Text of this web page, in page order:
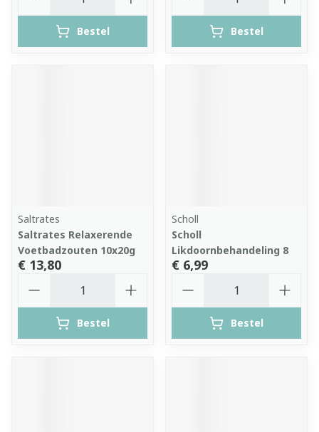
Bestel Bestel
Saltrates
Saltrates Relaxerende
Voetbadzouten 10x20g
€ 13,80
Bestel
Scholl
Scholl
Likdoornbehandeling 8
€ 6,99
Bestel